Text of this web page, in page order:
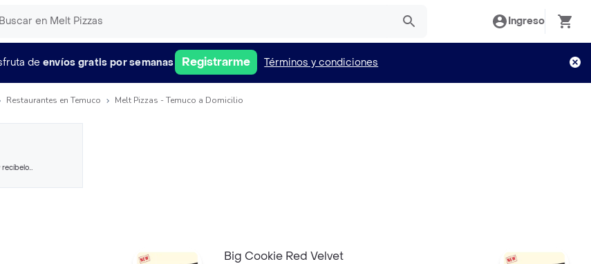
Ingreso
de envíos gratis por semanas Registrarme Términos y condiciones
Restaurantes en Temuco Melt Pizzas - Temuco a Domicilio
Big Cookie Red Velvet